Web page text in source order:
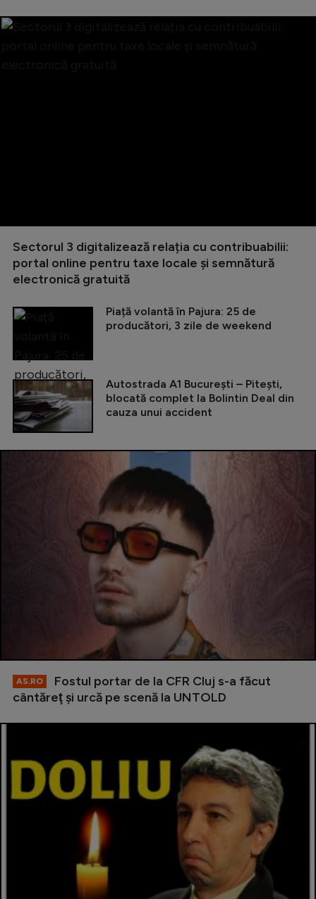
Sectorul 3 digitalizează relația cu contribuabilii:
portal online pentru taxe locale și semnătură
electronică gratuită
Piață volantă în Pajura: 25 de
producători, 3 zile de weekend
Autostrada A1 București – Pitești,
blocată complet la Bolintin Deal din
cauza unui accident
AS.RO
Fostul portar de la CFR Cluj s-a făcut
cântăreţ şi urcă pe scenă la UNTOLD